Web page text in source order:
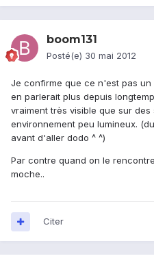
boom131
Posté(e) 30 mai 2012
Je confirme que ce n'est pas
en parlerait plus depuis
vraiment très visible que sur
environnement peu lumineux.
avant d'aller dodo ^ ^)
Par contre quand on le
moche..
Citer